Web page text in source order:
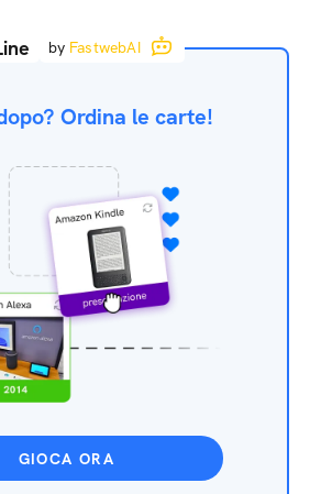
by FastwebAI
Ordina le carte!
GIOCA ORA